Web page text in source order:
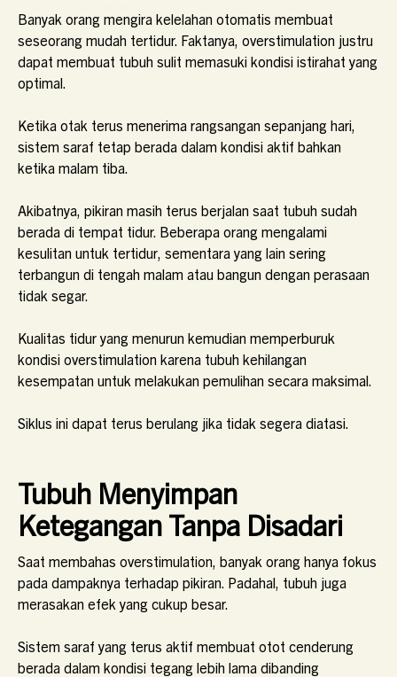
Banyak orang mengira kelelahan otomatis membuat
seseorang mudah tertidur. Faktanya, overstimulation justru
dapat membuat tubuh sulit memasuki kondisi istirahat yang
optimal.
Ketika otak terus menerima rangsangan sepanjang hari,
sistem saraf tetap berada dalam kondisi aktif bahkan
ketika malam tiba.
Akibatnya, pikiran masih terus berjalan saat tubuh sudah
berada di tempat tidur. Beberapa orang mengalami
kesulitan untuk tertidur, sementara yang lain sering
terbangun di tengah malam atau bangun dengan perasaan
tidak segar.
Kualitas tidur yang menurun kemudian memperburuk
kondisi overstimulation karena tubuh kehilangan
kesempatan untuk melakukan pemulihan secara maksimal.
Siklus ini dapat terus berulang jika tidak segera diatasi.
Tubuh Menyimpan
Ketegangan Tanpa Disadari
Saat membahas overstimulation, banyak orang hanya fokus
pada dampaknya terhadap pikiran. Padahal, tubuh juga
merasakan efek yang cukup besar.
Sistem saraf yang terus aktif membuat otot cenderung
berada dalam kondisi tegang lebih lama dibanding